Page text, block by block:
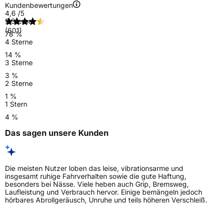
Kundenbewertungen
4,6 /5
(601)
5 Sterne
78 %
4 Sterne
14 %
3 Sterne
3 %
2 Sterne
1 %
1 Stern
4 %
Das sagen unsere Kunden
Die meisten Nutzer loben das leise, vibrationsarme und
insgesamt ruhige Fahrverhalten sowie die gute Haftung,
besonders bei Nässe. Viele heben auch Grip, Bremsweg,
Laufleistung und Verbrauch hervor. Einige bemängeln jedoch
hörbares Abrollgeräusch, Unruhe und teils höheren Verschleiß.